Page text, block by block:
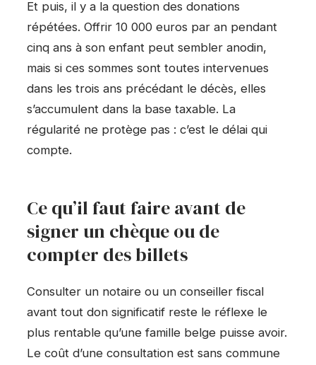
Et puis, il y a la question des donations
répétées. Offrir 10 000 euros par an pendant
cinq ans à son enfant peut sembler anodin,
mais si ces sommes sont toutes intervenues
dans les trois ans précédant le décès, elles
s’accumulent dans la base taxable. La
régularité ne protège pas : c’est le délai qui
compte.
Ce qu’il faut faire avant de
signer un chèque ou de
compter des billets
Consulter un notaire ou un conseiller fiscal
avant tout don significatif reste le réflexe le
plus rentable qu’une famille belge puisse avoir.
Le coût d’une consultation est sans commune